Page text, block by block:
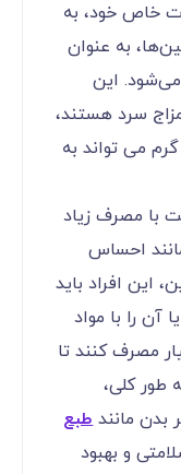
خاص خود، به‌
به عنوان
این
سرد هستند،
می ‌تواند به
با مصرف زیاد
احساس
این افراد باید
آن را با مواد
مصرف کنند تا
طور کلی،
بدن مانندطبع
و بهبود